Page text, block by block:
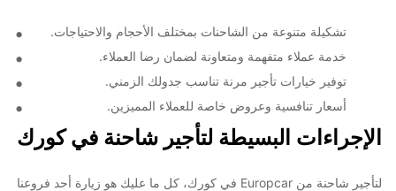
تشكيلة متنوعة من الشاحنات بمختلف الأحجام والاحتياجات.
خدمة عملاء متفهمة ومتعاونة لضمان رضا العملاء.
توفير خيارات تأجير مرنة تناسب جدولك الزمني.
أسعار تنافسية وعروض خاصة للعملاء المميزين.
الإجراءات البسيطة لتأجير شاحنة في كورك
لتأجير شاحنة من Europcar في كورك، كل ما عليك هو زيارة أحد فروعنا